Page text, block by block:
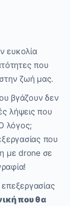
ευκολία
που
ζωή μας.
βγάζουν δεν
λήψεις που
λόγος;
που
με drone σε
που θα